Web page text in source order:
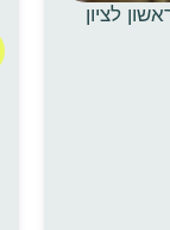
לציון